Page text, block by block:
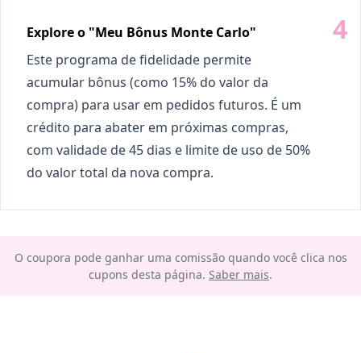
Explore o "Meu Bônus Monte Carlo"
Este programa de fidelidade permite
acumular bônus (como 15% do valor da
compra) para usar em pedidos futuros. É um
crédito para abater em próximas compras,
com validade de 45 dias e limite de uso de 50%
do valor total da nova compra.
O coupora pode ganhar uma comissão quando você clica nos
cupons desta página. Saber mais.